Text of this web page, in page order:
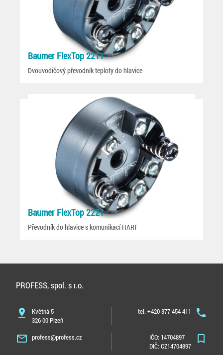
Baumer FlexTop 2211
Dvouvodičový převodník teploty do hlavice
Baumer FlexTop 2221
Převodník do hlavice s komunikací HART
PROFESS, spol. s r.o.
pin_drop
Květná 5
326 00 Plzeň
phone
tel. +420 377 454 411
mail_outline profess@profess.cz bookmark_border
IČO: 14704897
DIČ: CZ14704897